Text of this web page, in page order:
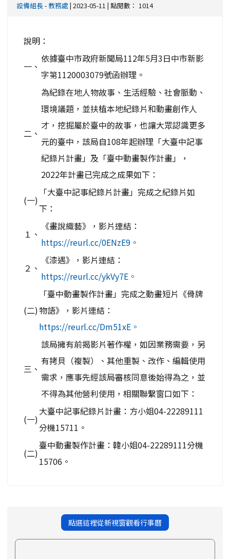
設備組長-教務處 | 2023-05-11 | 點閱數： 1014
說明：
一、
依據臺中市政府新聞局112年5月3日中市新影
字第1120003079號函辦理。
二、
為紀錄在地人物故事、生活經驗、社會脈動、
環境議題，並扶植本地紀錄片和動畫創作人
才，挖掘屬於臺中的故事，也讓大眾認識更多
元的臺中，該局自108年起辦理「大臺中記事
紀錄片計畫」及「臺中動畫製作計畫」，
2022年計畫已完成之成果如下：
(一)
「大臺中記事紀錄片計畫」完成之紀錄片如
下：
１、
《畫說織藝》，影片連結：
https://reurl.cc/0ENzE9。
２、
《漆遇》，影片連結：
https://reurl.cc/ykVy7E。
(二)
「臺中動畫製作計畫」完成之動畫短片《骨牌
物語》，影片連結：
https://reurl.cc/Dm51xE。
三、
該局擁有前揭影片著作權，如因業務需要，另
有拷貝（複製）、其他重製、改作、編輯使用
需求，應事先經該局審核同意後始得為之，並
不得為其他營利使用，相關聯繫窗口如下：
(一)
大臺中記事紀錄片計畫：方小姐04-22289111
分機15711。
(二)
臺中動畫製作計畫：韓小姐04-22289111分機
15706。
點選這裡從新視窗觀看行事曆